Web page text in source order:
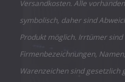
Versandkosten. Alle
symbolisch, daher sind
Produkt möglich. Irrtümer
Firmenbezeichnungen,
Warenzeichen sind